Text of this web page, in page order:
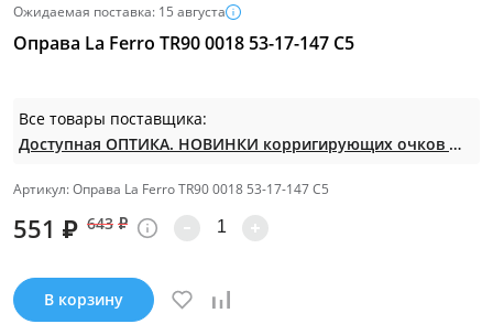
Ожидаемая поставка: 15 августа
Оправа La Ferro TR90 0018 53-17-147 C5
Все товары поставщика:
Доступная ОПТИКА. НОВИНКИ корригирующих очков по СУПЕР ценам. Таких нет на МП.
Артикул: Оправа La Ferro TR90 0018 53-17-147 C5
551 ₽ 643 ₽
В корзину